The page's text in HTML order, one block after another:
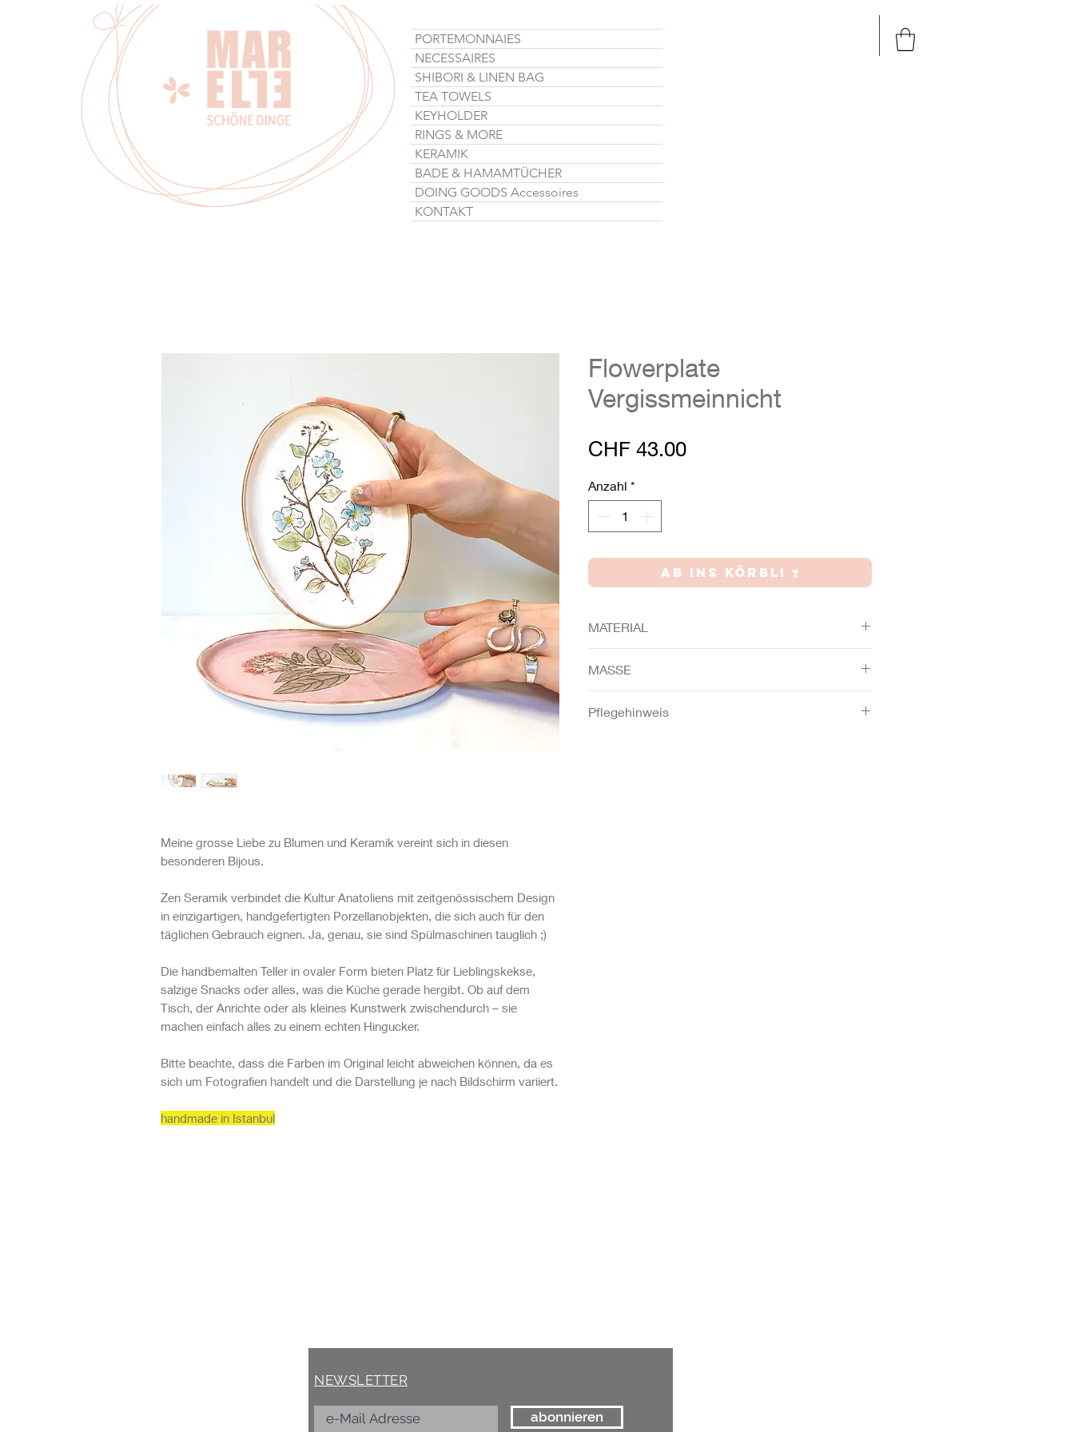
Meine grosse Liebe zu Blumen und Keramik vereint sich in diesen
besonderen Bijous.
Zen Seramik verbindet die Kultur Anatoliens mit zeitgenössischem Design
in einzigartigen, handgefertigten Porzellanobjekten, die sich auch für den
täglichen Gebrauch eignen. Ja, genau, sie sind Spülmaschinen tauglich ;)
Die handbemalten Teller in ovaler Form bieten Platz für Lieblingskekse,
salzige Snacks oder alles, was die Küche gerade hergibt. Ob auf dem
Tisch, der Anrichte oder als kleines Kunstwerk zwischendurch – sie
machen einfach alles zu einem echten Hingucker.
Bitte beachte, dass die Farben im Original leicht abweichen können, da es
sich um Fotografien handelt und die Darstellung je nach Bildschirm variiert.
handmade in Istanbul
Flowerplate
Vergissmeinnicht
CHF 43.00Preis
Anzahl *
AB INS KÖRBLI ❣️
MATERIAL
MASSE
Pflegehinweis
PORTEMONNAIES
NECESSAIRES
SHIBORI & LINEN BAG
TEA TOWELS
KEYHOLDER
RINGS & MORE
KERAMIK
BADE & HAMAMTÜCHER
DOING GOODS Accessoires
KONTAKT
NEWSLETTER
abonnieren